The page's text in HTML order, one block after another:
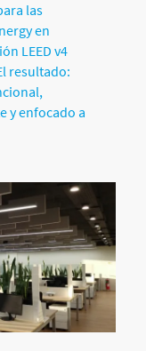
las
en
LEED v4
resultado:
y enfocado a